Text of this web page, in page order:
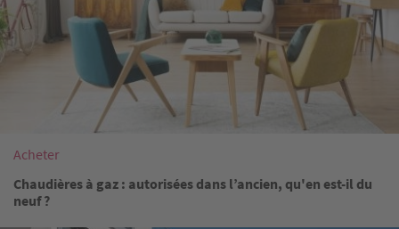
Acheter
Chaudières à gaz : autorisées dans l’ancien, qu'en est-il du
neuf ?